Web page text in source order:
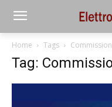
Home Tags
Tag: